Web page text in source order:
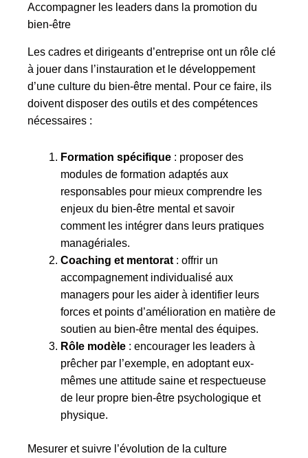
Accompagner les leaders dans la promotion du
bien-être
Les cadres et dirigeants d’entreprise ont un rôle clé
à jouer dans l’instauration et le développement
d’une culture du bien-être mental. Pour ce faire, ils
doivent disposer des outils et des compétences
nécessaires :
Formation spécifique : proposer des
modules de formation adaptés aux
responsables pour mieux comprendre les
enjeux du bien-être mental et savoir
comment les intégrer dans leurs pratiques
managériales.
Coaching et mentorat : offrir un
accompagnement individualisé aux
managers pour les aider à identifier leurs
forces et points d’amélioration en matière de
soutien au bien-être mental des équipes.
Rôle modèle : encourager les leaders à
prêcher par l’exemple, en adoptant eux-
mêmes une attitude saine et respectueuse
de leur propre bien-être psychologique et
physique.
Mesurer et suivre l’évolution de la culture